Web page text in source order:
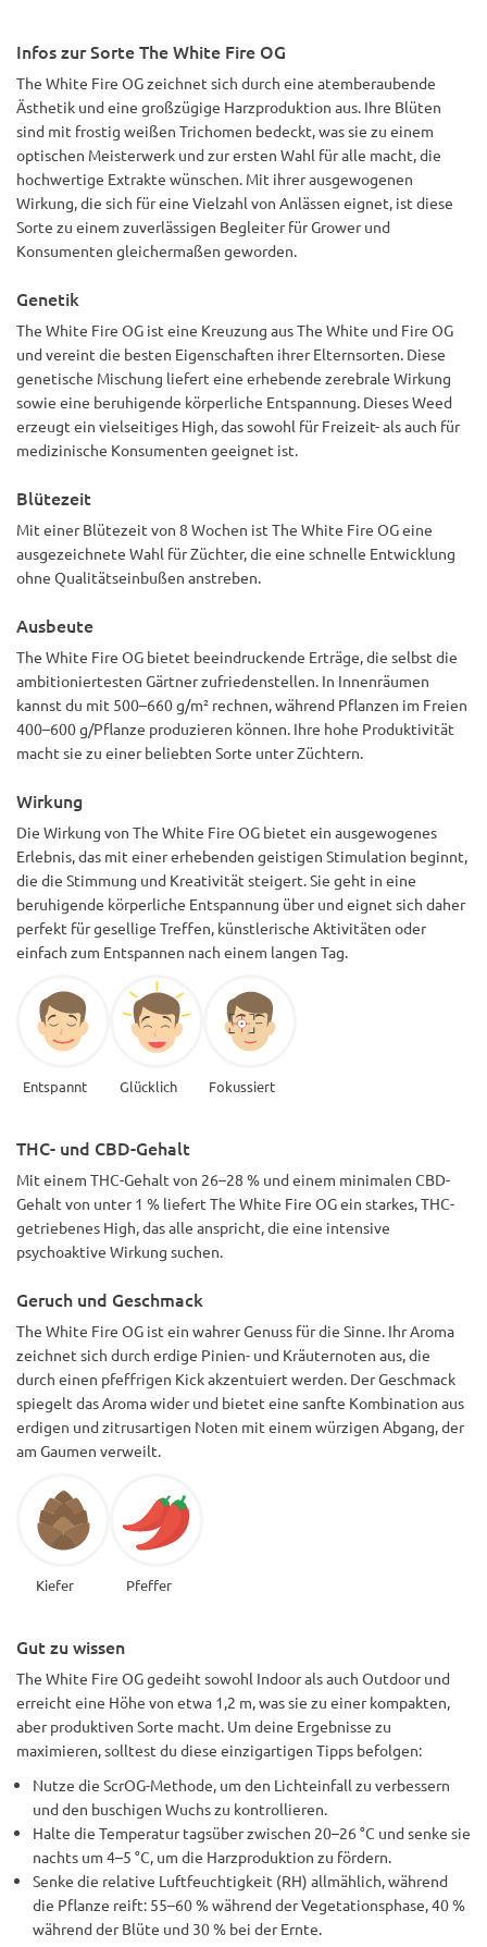
Infos zur Sorte The White Fire OG
The White Fire OG zeichnet sich durch eine atemberaubende
Ästhetik und eine großzügige Harzproduktion aus. Ihre Blüten
sind mit frostig weißen Trichomen bedeckt, was sie zu einem
optischen Meisterwerk und zur ersten Wahl für alle macht, die
hochwertige Extrakte wünschen. Mit ihrer ausgewogenen
Wirkung, die sich für eine Vielzahl von Anlässen eignet, ist diese
Sorte zu einem zuverlässigen Begleiter für Grower und
Konsumenten gleichermaßen geworden.
Genetik
The White Fire OG ist eine Kreuzung aus The White und Fire OG
und vereint die besten Eigenschaften ihrer Elternsorten. Diese
genetische Mischung liefert eine erhebende zerebrale Wirkung
sowie eine beruhigende körperliche Entspannung. Dieses Weed
erzeugt ein vielseitiges High, das sowohl für Freizeit- als auch für
medizinische Konsumenten geeignet ist.
Blütezeit
Mit einer Blütezeit von 8 Wochen ist The White Fire OG eine
ausgezeichnete Wahl für Züchter, die eine schnelle Entwicklung
ohne Qualitätseinbußen anstreben.
Ausbeute
The White Fire OG bietet beeindruckende Erträge, die selbst die
ambitioniertesten Gärtner zufriedenstellen. In Innenräumen
kannst du mit 500–660 g/m² rechnen, während Pflanzen im Freien
400–600 g/Pflanze produzieren können. Ihre hohe Produktivität
macht sie zu einer beliebten Sorte unter Züchtern.
Wirkung
Die Wirkung von The White Fire OG bietet ein ausgewogenes
Erlebnis, das mit einer erhebenden geistigen Stimulation beginnt,
die die Stimmung und Kreativität steigert. Sie geht in eine
beruhigende körperliche Entspannung über und eignet sich daher
perfekt für gesellige Treffen, künstlerische Aktivitäten oder
einfach zum Entspannen nach einem langen Tag.
Entspannt Glücklich Fokussiert
THC- und CBD-Gehalt
Mit einem THC-Gehalt von 26–28 % und einem minimalen CBD-
Gehalt von unter 1 % liefert The White Fire OG ein starkes, THC-
getriebenes High, das alle anspricht, die eine intensive
psychoaktive Wirkung suchen.
Geruch und Geschmack
The White Fire OG ist ein wahrer Genuss für die Sinne. Ihr Aroma
zeichnet sich durch erdige Pinien- und Kräuternoten aus, die
durch einen pfeffrigen Kick akzentuiert werden. Der Geschmack
spiegelt das Aroma wider und bietet eine sanfte Kombination aus
erdigen und zitrusartigen Noten mit einem würzigen Abgang, der
am Gaumen verweilt.
Kiefer Pfeffer
Gut zu wissen
The White Fire OG gedeiht sowohl Indoor als auch Outdoor und
erreicht eine Höhe von etwa 1,2 m, was sie zu einer kompakten,
aber produktiven Sorte macht. Um deine Ergebnisse zu
maximieren, solltest du diese einzigartigen Tipps befolgen:
Nutze die ScrOG-Methode, um den Lichteinfall zu verbessern
und den buschigen Wuchs zu kontrollieren.
Halte die Temperatur tagsüber zwischen 20–26 °C und senke sie
nachts um 4–5 °C, um die Harzproduktion zu fördern.
Senke die relative Luftfeuchtigkeit (RH) allmählich, während
die Pflanze reift: 55–60 % während der Vegetationsphase, 40 %
während der Blüte und 30 % bei der Ernte.